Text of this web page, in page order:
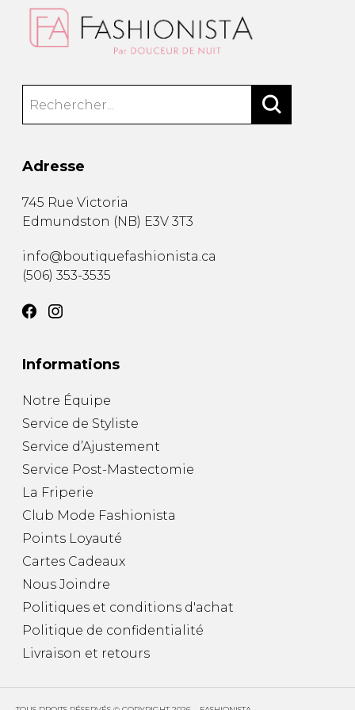
Adresse
745 Rue Victoria
Edmundston (NB) E3V 3T3
info@boutiquefashionista.ca
(506) 353-3535
Informations
Notre Équipe
Service de Styliste
Service d’Ajustement
Service Post-Mastectomie
La Friperie
Club Mode Fashionista
Points Loyauté
Cartes Cadeaux
Nous Joindre
Politiques et conditions d'achat
Politique de confidentialité
Livraison et retours